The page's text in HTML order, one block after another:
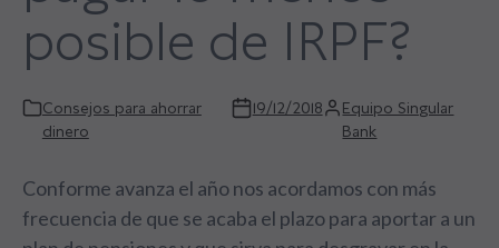
posible de IRPF?
Consejos para ahorrar
dinero
19/12/2018
Equipo Singular
Bank
Conforme avanza el año nos acordamos con más
frecuencia de que se acaba el plazo para aportar a un